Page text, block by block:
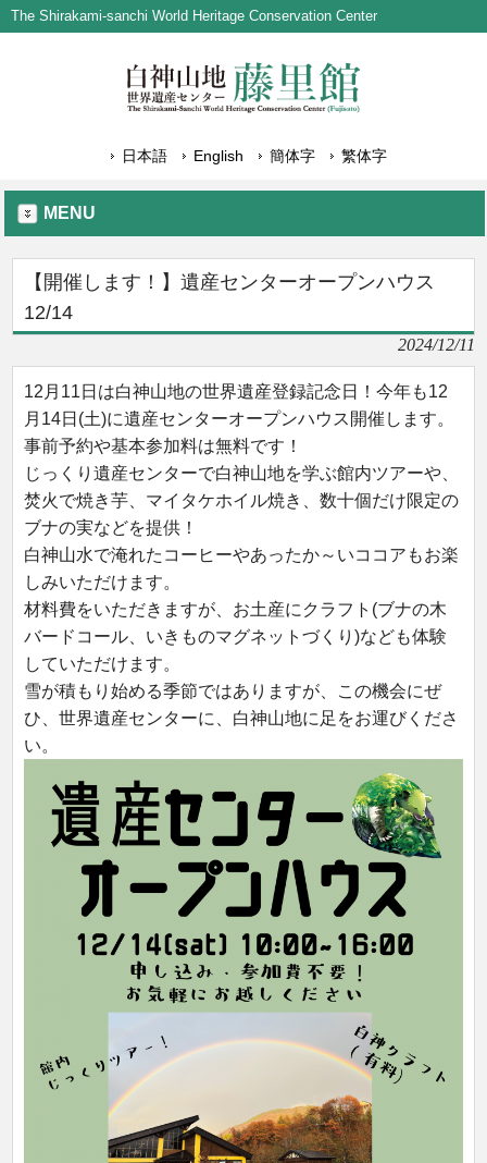
The Shirakami-sanchi World Heritage Conservation Center
日本語 English 簡体字 繁体字
MENU
【開催します！】遺産センターオープンハウス
12/14
2024/12/11
12月11日は白神山地の世界遺産登録記念日！今年も12
月14日(土)に遺産センターオープンハウス開催します。
事前予約や基本参加料は無料です！
じっくり遺産センターで白神山地を学ぶ館内ツアーや、
焚火で焼き芋、マイタケホイル焼き、数十個だけ限定の
ブナの実などを提供！
白神山水で淹れたコーヒーやあったか～いココアもお楽
しみいただけます。
材料費をいただきますが、お土産にクラフト(ブナの木
バードコール、いきものマグネットづくり)なども体験
していただけます。
雪が積もり始める季節ではありますが、この機会にぜ
ひ、世界遺産センターに、白神山地に足をお運びくださ
い。